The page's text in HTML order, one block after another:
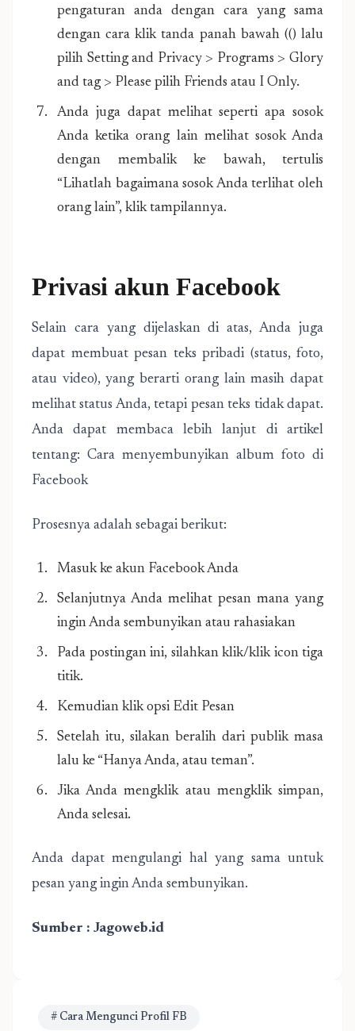
pengaturan anda dengan cara yang sama
dengan cara klik tanda panah bawah (() lalu
pilih Setting and Privacy > Programs > Glory
and tag > Please pilih Friends atau I Only.
Anda juga dapat melihat seperti apa sosok
Anda ketika orang lain melihat sosok Anda
dengan membalik ke bawah, tertulis
“Lihatlah bagaimana sosok Anda terlihat oleh
orang lain”, klik tampilannya.
Privasi akun Facebook
Selain cara yang dijelaskan di atas, Anda juga
dapat membuat pesan teks pribadi (status, foto,
atau video), yang berarti orang lain masih dapat
melihat status Anda, tetapi pesan teks tidak dapat.
Anda dapat membaca lebih lanjut di artikel
tentang: Cara menyembunyikan album foto di
Facebook
Prosesnya adalah sebagai berikut:
Masuk ke akun Facebook Anda
Selanjutnya Anda melihat pesan mana yang
ingin Anda sembunyikan atau rahasiakan
Pada postingan ini, silahkan klik/klik icon tiga
titik.
Kemudian klik opsi Edit Pesan
Setelah itu, silakan beralih dari publik masa
lalu ke “Hanya Anda, atau teman”.
Jika Anda mengklik atau mengklik simpan,
Anda selesai.
Anda dapat mengulangi hal yang sama untuk
pesan yang ingin Anda sembunyikan.
Sumber : Jagoweb.id
# Cara Mengunci Profil FB